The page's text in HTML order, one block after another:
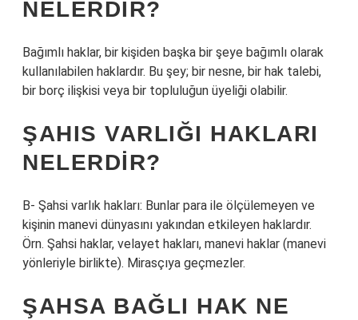
NELERDIR?
Bağımlı haklar, bir kişiden başka bir şeye bağımlı olarak
kullanılabilen haklardır. Bu şey; bir nesne, bir hak talebi,
bir borç ilişkisi veya bir topluluğun üyeliği olabilir.
ŞAHIS VARLIĞI HAKLARI
NELERDIR?
B- Şahsi varlık hakları: Bunlar para ile ölçülemeyen ve
kişinin manevi dünyasını yakından etkileyen haklardır.
Örn. Şahsi haklar, velayet hakları, manevi haklar (manevi
yönleriyle birlikte). Mirasçıya geçmezler.
ŞAHSA BAĞLI HAK NE